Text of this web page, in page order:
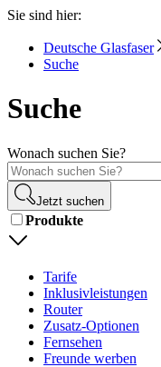
Sie sind hier:
Deutsche Glasfaser
Suche
Suche
Wonach suchen Sie?
Jetzt suchen
Produkte
Tarife
Inklusivleistungen
Router
Zusatz-Optionen
Fernsehen
Freunde werben